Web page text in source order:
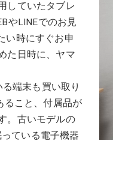
していたタブレ
やLINEでのお見
い時にすぐお申
た日時に、ヤマ
端末も買い取り
ること、付属品が
。古いモデルの
ている電子機器